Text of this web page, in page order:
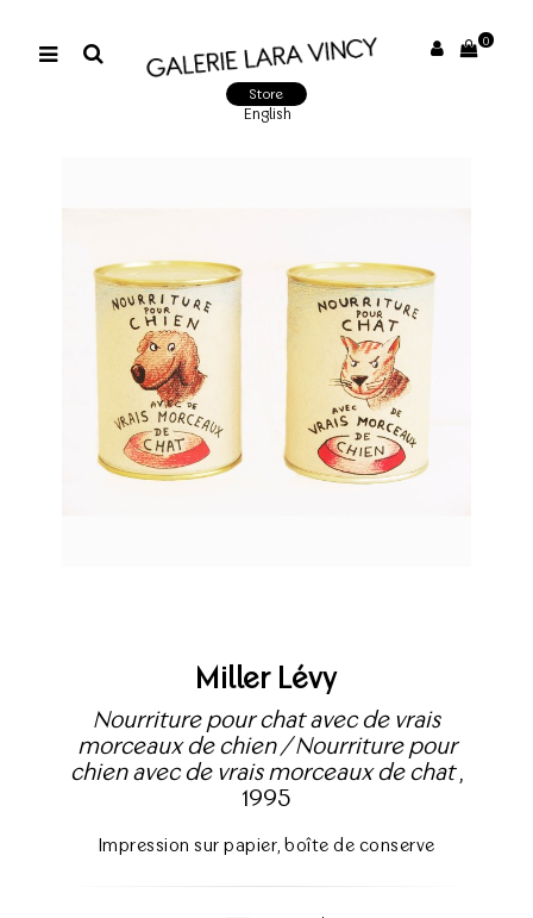
0
Store
English
Miller Lévy
Nourriture pour chat avec de vrais
morceaux de chien / Nourriture pour
chien avec de vrais morceaux de chat,
1995
Impression sur papier, boîte de conserve